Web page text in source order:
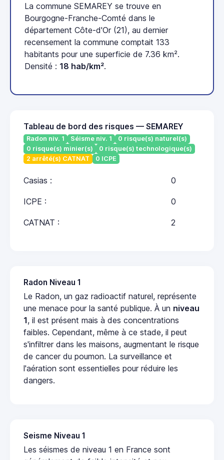
La commune SEMAREY se trouve en
Bourgogne-Franche-Comté dans le
département Côte-d'Or (21), au dernier
recensement la commune comptait 133
habitants pour une superficie de 7.36 km².
Densité : 18 hab/km².
Tableau de bord des risques — SEMAREY
Radon niv. 1 Séisme niv. 1
0 risque(s) naturel(s)
0 risque(s) minier(s)
0 risque(s) technologique(s)
2 arrêté(s) CATNAT
0 ICPE
Casias : 0
ICPE : 0
CATNAT : 2
Radon Niveau 1
Le Radon, un gaz radioactif naturel, représente
une menace pour la santé publique. À un niveau
1, il est présent mais à des concentrations
faibles. Cependant, même à ce stade, il peut
s'infiltrer dans les maisons, augmentant le risque
de cancer du poumon. La surveillance et
l'aération sont essentielles pour réduire les
dangers.
Seisme Niveau 1
Les séismes de niveau 1 en France sont